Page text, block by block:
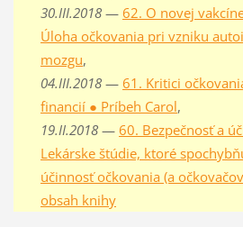
30.III.2018— 62. O novej
Úloha očkovania pri vzniku
mozgu,
04.III.2018— 61. Kritici
financií ● Príbeh Carol,
19.II.2018— 60. Bezpečnosť a
Lekárske štúdie, ktoré
účinnosť očkovania (a
obsah knihy